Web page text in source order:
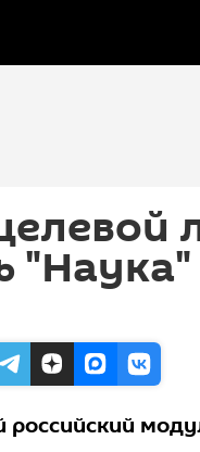
"Наука"